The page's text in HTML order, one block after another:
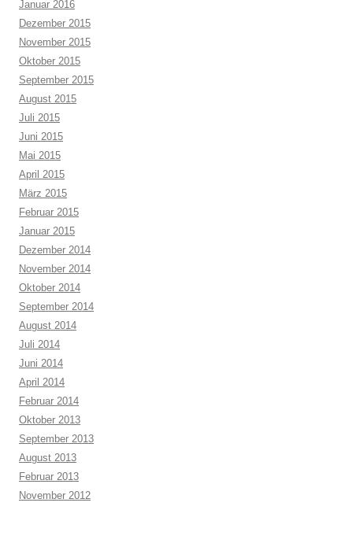
Januar 2016
Dezember 2015
November 2015
Oktober 2015
September 2015
August 2015
Juli 2015
Juni 2015
Mai 2015
April 2015
März 2015
Februar 2015
Januar 2015
Dezember 2014
November 2014
Oktober 2014
September 2014
August 2014
Juli 2014
Juni 2014
April 2014
Februar 2014
Oktober 2013
September 2013
August 2013
Februar 2013
November 2012